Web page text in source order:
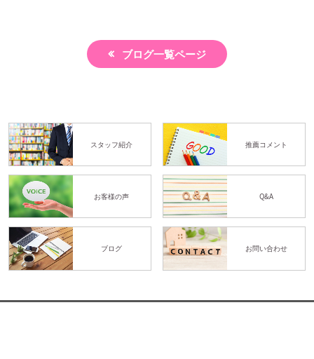
ブログ一覧ページ
スタッフ紹介 推薦コメント
お客様の声 Q&A
ブログ お問い合わせ